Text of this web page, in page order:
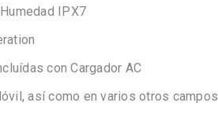
IPX7
con Cargador AC
así como en varios otros campos